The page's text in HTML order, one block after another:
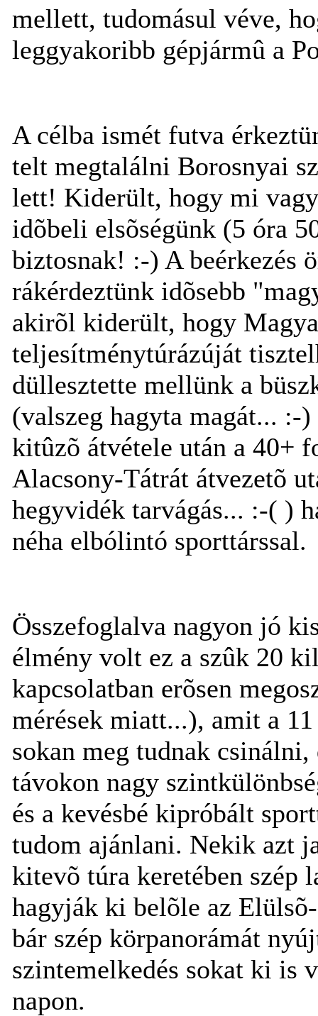
mellett, tudomásul véve,
leggyakoribb gépjármû a
A célba ismét futva
telt megtalálni Borosnyai
lett! Kiderült, hogy mi
idõbeli elsõségünk (5 óra
biztosnak! :-) A beérkezés
rákérdeztünk idõsebb
akirõl kiderült, hogy
teljesítménytúrázúját
düllesztette mellünk a
(valszeg hagyta magát... :-
kitûzõ átvétele után a 40+
Alacsony-Tátrát átvezetõ
hegyvidék tarvágás... :-( )
néha elbólintó sporttárssal.
Összefoglalva nagyon jó
élmény volt ez a szûk 20
kapcsolatban erõsen
mérések miatt...), amit a
sokan meg tudnak
távokon nagy
és a kevésbé kipróbált
tudom ajánlani. Nekik azt
kitevõ túra keretében szép
hagyják ki belõle az
bár szép körpanorámát
szintemelkedés sokat ki is
napon.